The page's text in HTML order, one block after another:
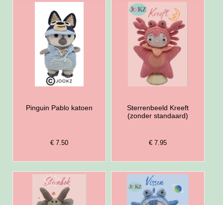
Pinguin Pablo katoen
€ 7.50
Sterrenbeeld Kreeft
(zonder standaard)
€ 7.95